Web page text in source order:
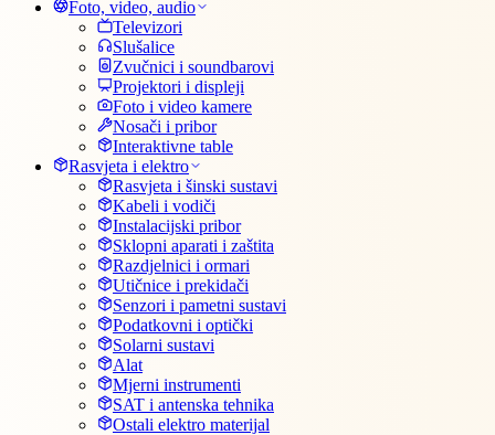
Foto, video, audio
Televizori
Slušalice
Zvučnici i soundbarovi
Projektori i displeji
Foto i video kamere
Nosači i pribor
Interaktivne table
Rasvjeta i elektro
Rasvjeta i šinski sustavi
Kabeli i vodiči
Instalacijski pribor
Sklopni aparati i zaštita
Razdjelnici i ormari
Utičnice i prekidači
Senzori i pametni sustavi
Podatkovni i optički
Solarni sustavi
Alat
Mjerni instrumenti
SAT i antenska tehnika
Ostali elektro materijal